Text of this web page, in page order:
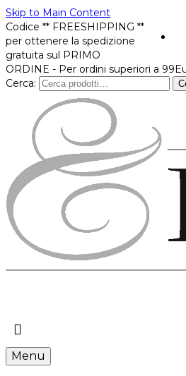
Skip to Main Content
Codice ** FREESHIPPING **
per ottenere la spedizione
gratuita sul PRIMO
ORDINE - Per ordini superiori a
Cerca:
Menu